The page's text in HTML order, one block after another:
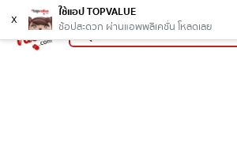
x
ใช้แอป TOPVALUE
ช้อปสะดวก ผ่านแอพพลิเคชั่น โหลดเลย